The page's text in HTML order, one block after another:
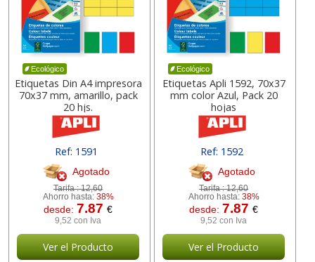
Ecológico
Etiquetas Din A4 impresora
70x37 mm, amarillo, pack
20 hjs.
Ref: 1591
Agotado
Tarifa :12,60
Ahorro hasta: 38%
desde: 7.87€
9,52 con Iva
Ver el Producto
Ecológico
Etiquetas Apli 1592, 70x37
mm color Azul, Pack 20
hojas
Ref: 1592
Agotado
Tarifa :12,60
Ahorro hasta: 38%
desde: 7.87€
9,52 con Iva
Ver el Producto